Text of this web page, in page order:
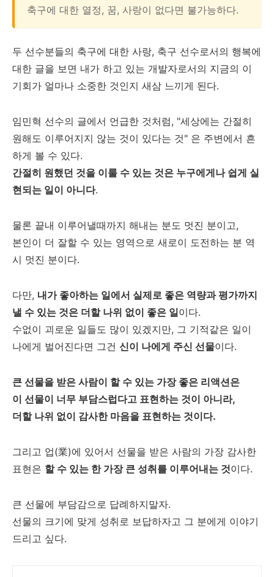
축구에 대한 열정, 꿈, 사랑이 없다면 불가능하다.
두 선수분들의 축구에 대한 사랑, 축구 선수로서의 행복에
대한 글을 보면 내가 하고 있는 개발자로서의 지금의 이
기회가 얼마나 소중한 것인지 새삼 느끼게 된다.
임민혁 선수의 글에서 언급한 것처럼, "세상에는 간절히
원해도 이루어지지 않는 것이 있다는 것" 은 주변에서 흔
하게 볼 수 있다.
간절히 원했던 것을 이룰 수 있는 것은 누구에게나 쉽게 실
현되는 일이 아니다.
물론 끝내 이루어낼때까지 해내는 분도 멋진 분이고,
본인이 더 잘할 수 있는 영역으로 새로이 도전하는 분 역
시 멋진 분이다.
다만, 내가 좋아하는 일에서 실제로 좋은 역량과 평가까지
낼 수 있는 것은 더할 나위 없이 좋은 일이다.
수없이 괴로운 일들도 많이 있겠지만, 그 기적같은 일이
나에게 벌어진다면 그건 신이 나에게 주신 선물이다.
큰 선물을 받은 사람이 할 수 있는 가장 좋은 리액션은
이 선물이 너무 부담스럽다고 표현하는 것이 아니라,
더할 나위 없이 감사한 마음을 표현하는 것이다.
그리고 업(業)에 있어서 선물을 받은 사람의 가장 감사한
표현은 할 수 있는 한 가장 큰 성취를 이루어내는 것이다.
큰 선물에 부담감으로 답례하지말자.
선물의 크기에 맞게 성취로 보답하자고 그 분에게 이야기
드리고 싶다.